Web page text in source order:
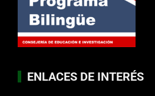
ENLACES DE INTERÉS